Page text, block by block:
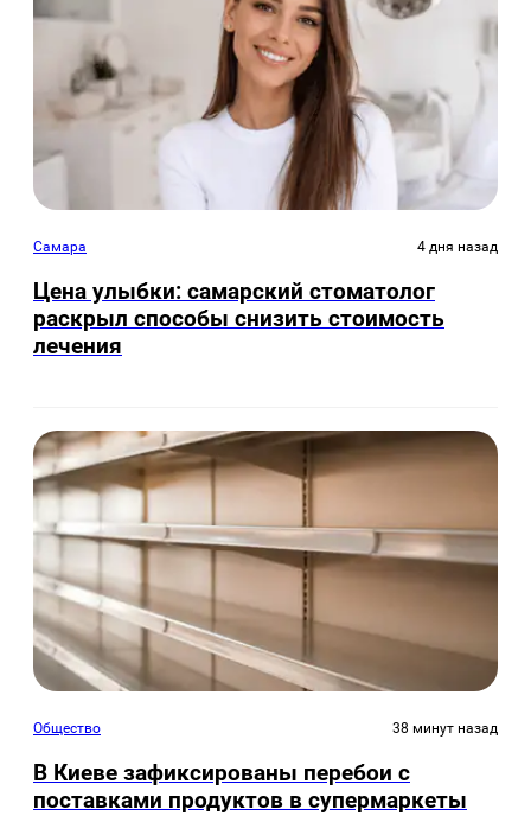
Самара 4 дня назад
Цена улыбки: самарский стоматолог
раскрыл способы снизить стоимость
лечения
Общество 38 минут назад
В Киеве зафиксированы перебои с
поставками продуктов в супермаркеты